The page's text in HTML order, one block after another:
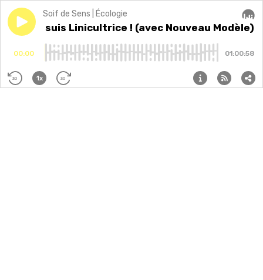
Play episode Été | Je suis Linicultrice ! (avec Nouveau Modèle)
Soif de Sens | Écologie
Été | Je suis Linicultrice ! (avec Nouveau Modèle)
00:00 01:00:58
30 1x 30